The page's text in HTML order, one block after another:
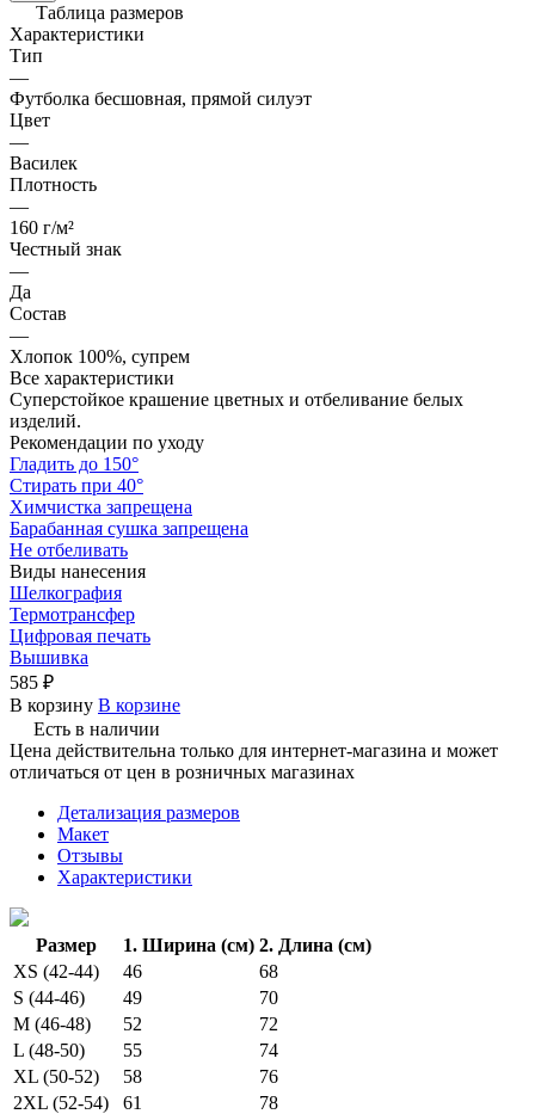
Таблица размеров
Характеристики
Тип
—
Футболка бесшовная, прямой силуэт
Цвет
—
Василек
Плотность
—
160 г/м²
Честный знак
—
Да
Состав
—
Хлопок 100%, супрем
Все характеристики
Суперстойкое крашение цветных и отбеливание белых
изделий.
Рекомендации по уходу
Гладить до 150°
Стирать при 40°
Химчистка запрещена
Барабанная сушка запрещена
Не отбеливать
Виды нанесения
Шелкография
Термотрансфер
Цифровая печать
Вышивка
585 ₽
В корзину В корзине
Есть в наличии
Цена действительна только для интернет-магазина и может
отличаться от цен в розничных магазинах
Детализация размеров
Макет
Отзывы
Характеристики
Размер 1. Ширина (см) 2. Длина (см)
XS (42-44)
46
68
S (44-46)
49
70
M (46-48)
52
72
L (48-50)
55
74
XL (50-52)
58
76
2XL (52-54)
61
78